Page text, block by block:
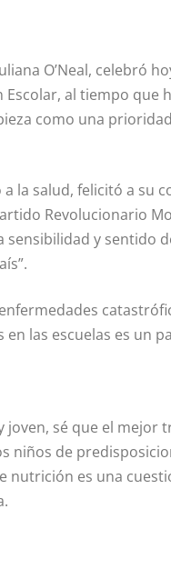
O’Neal, celebró
al tiempo que
como una
la salud, felicitó a su
Revolucionario
sensibilidad y sentido
las escuelas es un
sé que el mejor
niños de
nutrición es una